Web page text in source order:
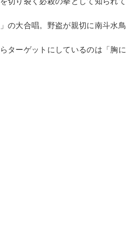
の大合唱。野盗が親切に南斗水鳥
ターゲットにしているのは「胸に